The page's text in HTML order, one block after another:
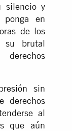
silencio y
en
de los
su brutal
sin
derechos
al
que aún